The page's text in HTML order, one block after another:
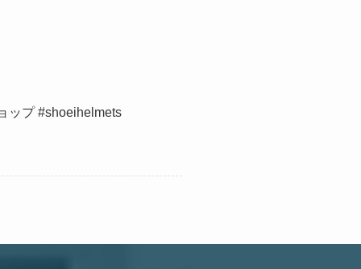
ップ #shoeihelmets